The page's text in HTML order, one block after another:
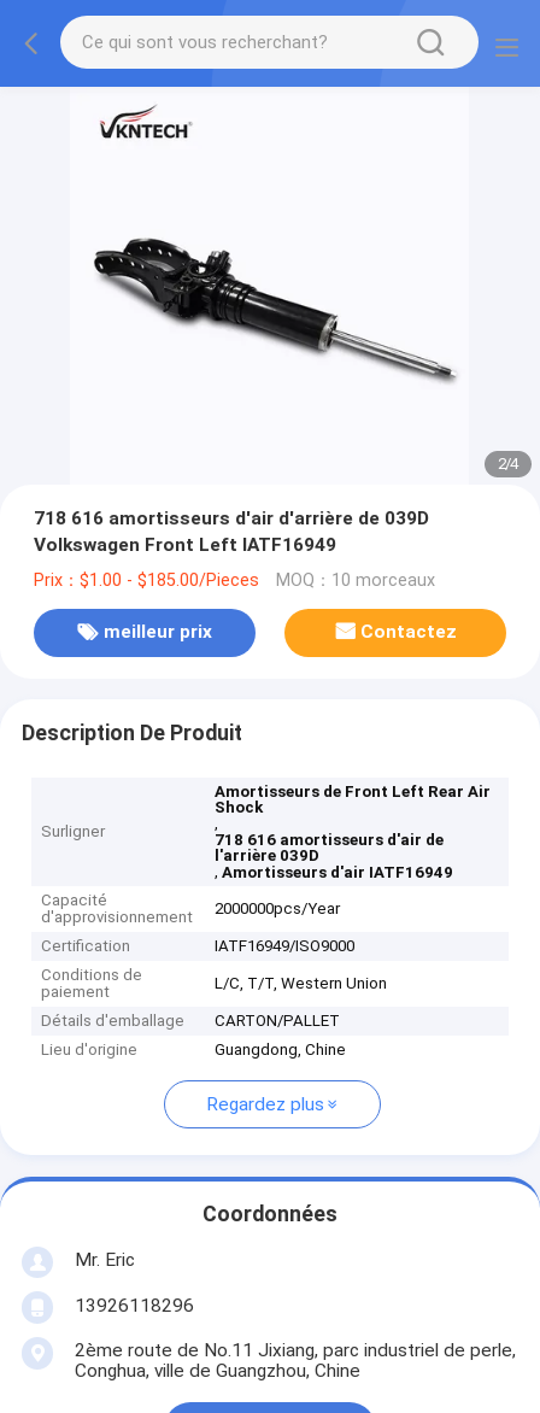
2/4
718 616 amortisseurs d'air d'arrière de 039D
Volkswagen Front Left IATF16949
Prix：$1.00 - $185.00/Pieces MOQ：10 morceaux
meilleur prix Contactez
Description De Produit
Surligner
Amortisseurs de Front Left Rear Air
Shock
,
718 616 amortisseurs d'air de
l'arrière 039D
,Amortisseurs d'air IATF16949
Capacité
d'approvisionnement
2000000pcs/Year
Certification
IATF16949/ISO9000
Conditions de
paiement
L/C, T/T, Western Union
Détails d'emballage
CARTON/PALLET
Lieu d'origine
Guangdong, Chine
Regardez plus
Coordonnées
Mr. Eric
13926118296
2ème route de No.11 Jixiang, parc industriel de perle,
Conghua, ville de Guangzhou, Chine